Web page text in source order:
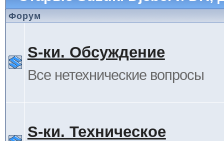
Форум
S-ки. Обсуждение
Все нетехнические вопросы
S-ки. Техническое